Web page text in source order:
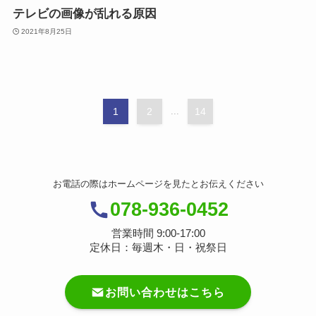
テレビの画像が乱れる原因
2021年8月25日
1 2 ... 14
お電話の際はホームページを見たとお伝えください
078-936-0452
営業時間 9:00-17:00
定休日：毎週木・日・祝祭日
お問い合わせはこちら